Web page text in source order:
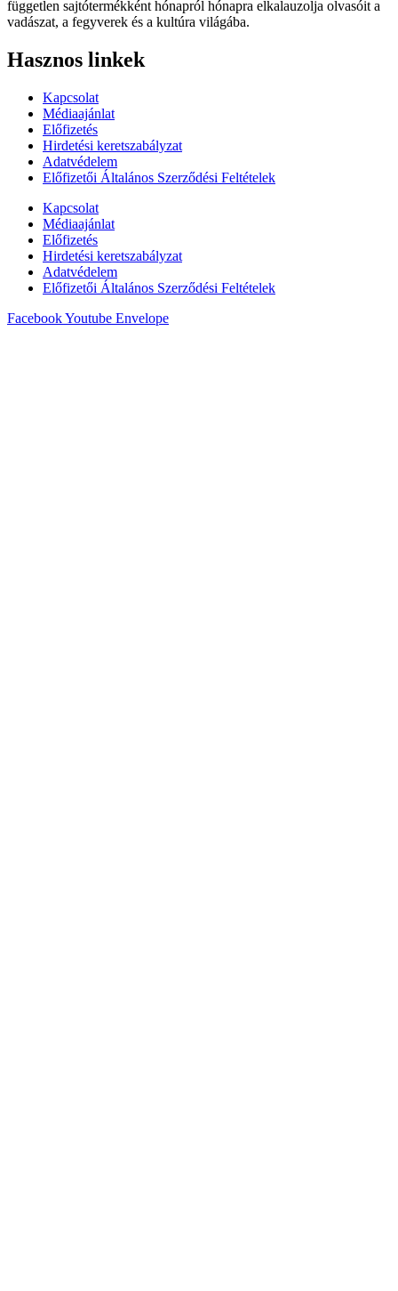
független sajtótermékként hónapról hónapra elkalauzolja olvasóit a
vadászat, a fegyverek és a kultúra világába.
Hasznos linkek
Kapcsolat
Médiaajánlat
Előfizetés
Hirdetési keretszabályzat
Adatvédelem
Előfizetői Általános Szerződési Feltételek
Kapcsolat
Médiaajánlat
Előfizetés
Hirdetési keretszabályzat
Adatvédelem
Előfizetői Általános Szerződési Feltételek
FacebookYoutube Envelope